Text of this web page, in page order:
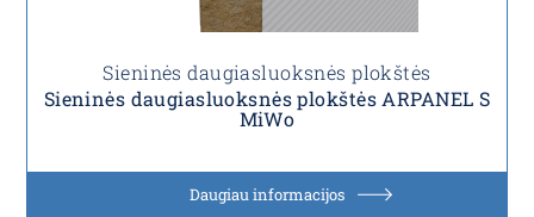
Sieninės daugiasluoksnės plokštės
Sieninės daugiasluoksnės plokštės ARPANEL S
MiWo
Daugiau informacijos